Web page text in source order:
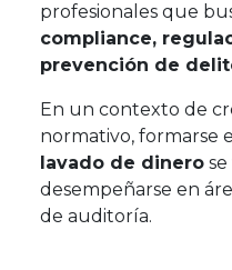
profesionales que
compliance,
prevención de
En un contexto de
normativo, formarse
lavado de dinero
desempeñarse en
de auditoría.